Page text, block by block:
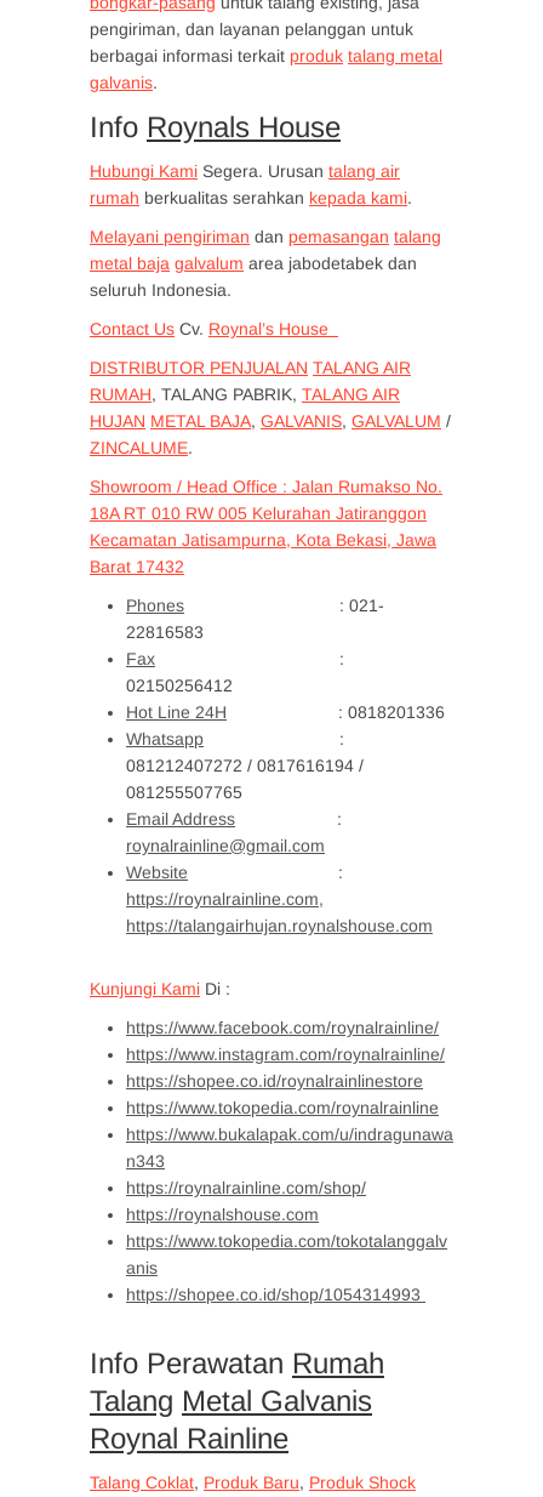
pengiriman, dan layanan pelanggan untuk
berbagai informasi terkait produk talang metal
galvanis.
Info Roynals House
Hubungi Kami Segera. Urusan talang air
rumah berkualitas serahkan kepada kami.
Melayani pengiriman dan pemasangan talang
metal baja galvalum area jabodetabek dan
seluruh Indonesia.
Contact Us Cv. Roynal’s House
DISTRIBUTOR PENJUALAN TALANG AIR
RUMAH, TALANG PABRIK, TALANG AIR
HUJAN METAL BAJA, GALVANIS, GALVALUM /
ZINCALUME.
Showroom / Head Office : Jalan Rumakso No.
18A RT 010 RW 005 Kelurahan Jatiranggon
Kecamatan Jatisampurna, Kota Bekasi, Jawa
Barat 17432
Phones : 021-
22816583
Fax :
02150256412
Hot Line 24H : 0818201336
Whatsapp :
081212407272 / 0817616194 /
081255507765
Email Address :
roynalrainline@gmail.com
Website :
https://roynalrainline.com,
https://talangairhujan.roynalshouse.com
Kunjungi Kami Di :
https://www.facebook.com/roynalrainline/
https://www.instagram.com/roynalrainline/
https://shopee.co.id/roynalrainlinestore
https://www.tokopedia.com/roynalrainline
https://www.bukalapak.com/u/indragunawa
n343
https://roynalrainline.com/shop/
https://roynalshouse.com
https://www.tokopedia.com/tokotalanggalv
anis
https://shopee.co.id/shop/1054314993
Info Perawatan Rumah
Talang Metal Galvanis
Roynal Rainline
Talang Coklat, Produk Baru, Produk Shock